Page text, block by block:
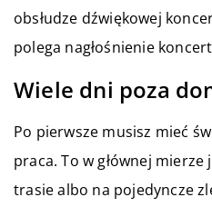
obsłudze dźwiękowej
polega nagłośnienie
Wiele dni poza
Po pierwsze musisz mieć
praca. To w głównej mierze
trasie albo na pojedyncze